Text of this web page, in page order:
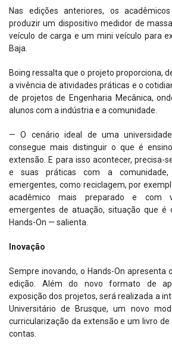
Nas edições anteriores, os
produzir um dispositivo medidor de
veículo de carga e um mini veículo para
Baja.
Boing ressalta que o projeto proporciona,
a vivência de atividades práticas e o
de projetos de Engenharia Mecânica,
alunos com a indústria e a comunidade.
— O cenário ideal de uma
consegue mais distinguir o que é
extensão. E para isso acontecer, precisa-
e suas práticas com a comunidade,
emergentes, como reciclagem, por
acadêmico mais preparado e com
emergentes de atuação, situação que é
Hands-On — salienta.
Inovação
Sempre inovando, o Hands-On apresenta
edição. Além do novo formato de
exposição dos projetos, será realizada a
Universitário de Brusque, um novo
curricularização da extensão e um livro
contas.